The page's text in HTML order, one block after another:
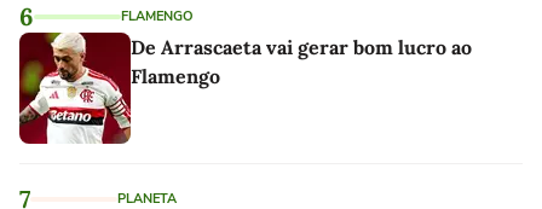
6 FLAMENGO
De Arrascaeta vai gerar bom lucro ao
Flamengo
7 PLANETA